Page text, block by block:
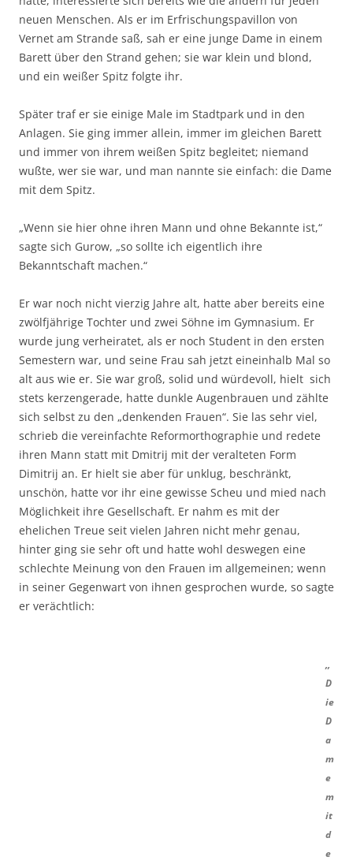
neuen Menschen. Als er im Erfrischungspavillon von
Vernet am Strande saß, sah er eine junge Dame in einem
Barett über den Strand gehen; sie war klein und blond,
und ein weißer Spitz folgte ihr.
Später traf er sie einige Male im Stadtpark und in den
Anlagen. Sie ging immer allein, immer im gleichen Barett
und immer von ihrem weißen Spitz begleitet; niemand
wußte, wer sie war, und man nannte sie einfach: die Dame
mit dem Spitz.
„Wenn sie hier ohne ihren Mann und ohne Bekannte ist,“
sagte sich Gurow, „so sollte ich eigentlich ihre
Bekanntschaft machen.“
Er war noch nicht vierzig Jahre alt, hatte aber bereits eine
zwölfjährige Tochter und zwei Söhne im Gymnasium. Er
wurde jung verheiratet, als er noch Student in den ersten
Semestern war, und seine Frau sah jetzt eineinhalb Mal so
alt aus wie er. Sie war groß, solid und würdevoll, hielt sich
stets kerzengerade, hatte dunkle Augenbrauen und zählte
sich selbst zu den „denkenden Frauen“. Sie las sehr viel,
schrieb die vereinfachte Reformorthographie und redete
ihren Mann statt mit Dmitrij mit der veralteten Form
Dimitrij an. Er hielt sie aber für unklug, beschränkt,
unschön, hatte vor ihr eine gewisse Scheu und mied nach
Möglichkeit ihre Gesellschaft. Er nahm es mit der
ehelichen Treue seit vielen Jahren nicht mehr genau,
hinter ging sie sehr oft und hatte wohl deswegen eine
schlechte Meinung von den Frauen im allgemeinen; wenn
in seiner Gegenwart von ihnen gesprochen wurde, so sagte
er verächtlich:
,,
D
ie
D
a
m
e
m
it
d
e